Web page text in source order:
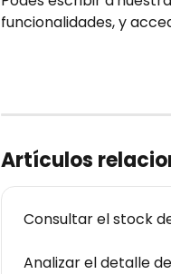
funcionalidades, y
Artículos
Consultar el stock
Analizar el detalle